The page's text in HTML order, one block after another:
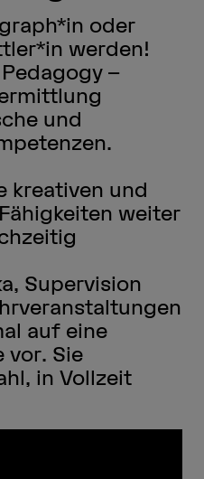
oder
werden!
–
und
kreativen und
weiter
Supervision
auf eine
vor. Sie
in Vollzeit